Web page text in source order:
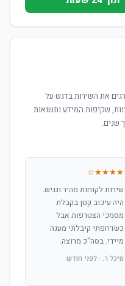
את השירות בדגש על
שקיפות המידע ותשואות
שנים.
★★★★☆
שירות לקוחות מהיר ונגיש.
היה עיכוב קטן בקבלת
מסמכי הצטרפות אבל
כשדחפתי קיבלתי מענה
מיידי. בסה"כ מרוצה.
מיכל ר. · לפני חודש